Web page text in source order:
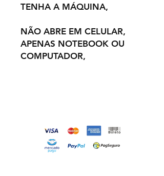
TENHA A MÁQUINA,
NÃO ABRE EM CELULAR,
APENAS NOTEBOOK OU
COMPUTADOR,